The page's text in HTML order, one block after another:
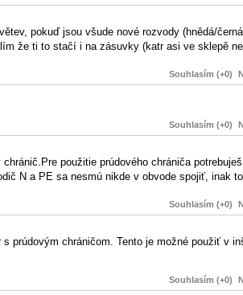
pokuď jsou všude nové rozvody (hnědá/
že ti to stačí i na zásuvky (katr asi ve sklepě
Souhlasím (+0)
Souhlasím (+0)
použitie prúdového chrániča
N a PE sa nesmú nikde v obvode spojiť, inak
Souhlasím (+0)
chráničom. Tento je možné použiť v
Souhlasím (+0)